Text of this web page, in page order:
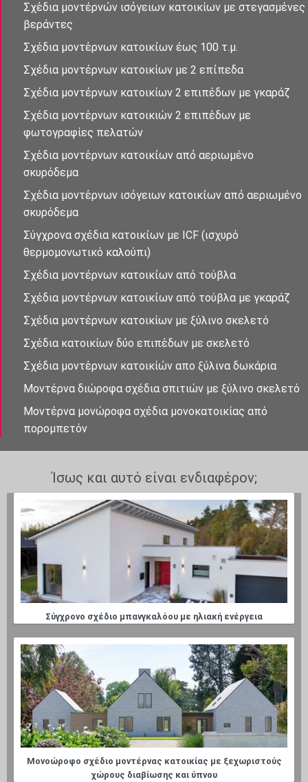
Σχἐδια μοντέρνὠν ισὀγειων κατοικίων με στεγασμένες
βεράντες
Σχέδια μοντἐρνων κατοικἰων έως 100 τ.μ.
Σχέδια μοντέρνων κατοικίων με 2 επἰπεδα
Σχέδια μοντέρνων κατοικίων 2 επιπέδων με γκαράζ
Σχέδια μοντἐρνων κατοικιών 2 επιπἐδων με
φωτογραφίες πελατών
Σχἐδια μοντἐρνων κατοικἰων απὀ αεριωμένο
σκυρόδεμα
Σχἐδια μοντἐρνων ισὀγειων κατοικἰων απὀ αεριωμένο
σκυρόδεμα
Σύγχρονα σχέδια κατοικἰων με ICF (ισχυρό
θερμομονωτικό καλούπι)
Σχέδια μοντέρνων κατοικἰων από τούβλα
Σχέδια μοντέρνων κατοικἰων από τούβλα με γκαράζ
Σχέδια μοντέρνων κατοικίων με ξύλινο σκελετό
Σχέδια κατοικίων δὐο επιπἐδων με σκελετό
Σχέδια μοντἐρνων κατοικίὠν απο ξὐλινα δωκάρια
Μοντέρνα διώροφα σχέδια σπιτιών με ξύλινο σκελετό
Μοντέρνα μονώροφα σχέδια μονοκατοικίας από
πορομπετόν
Ίσως και αυτό είναι ενδιαφέρον;
Σύγχρονο σχέδιο μπανγκαλόου με ηλιακή ενέργεια
Μονοώροφο σχέδιο μοντέρνας κατοικίας με ξεχωριστούς
χώρους διαβίωσης και ύπνου